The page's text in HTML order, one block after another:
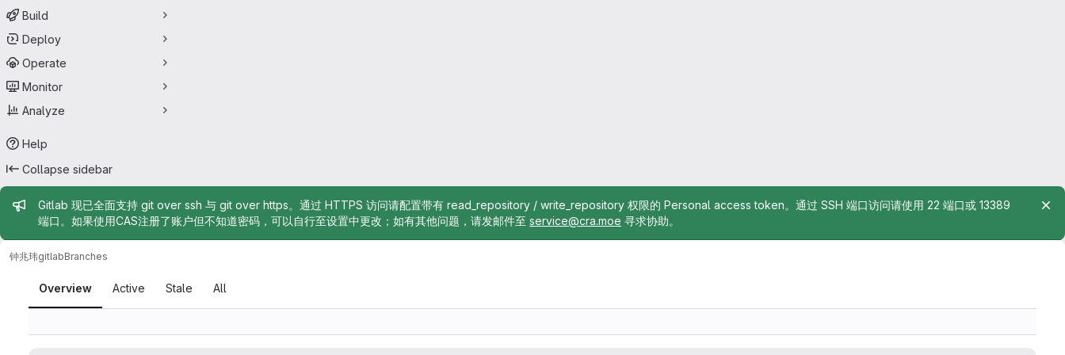
Build
Deploy
Operate
Monitor
Analyze
Help
Collapse sidebar
Admin message
Gitlab 现已全面支持 git over ssh 与 git over https。通过 HTTPS 访问请配置带有 read_repository / write_repository 权限的 Personal access token。通过 SSH 端口访问请使用 22 端口或 13389
端口。如果使用CAS注册了账户但不知道密码，可以自行至设置中更改；如有其他问题，请发邮件至 service@cra.moe 寻求协助。
钟兆玮gitlabBranches
Branches
Overview Active Stale All